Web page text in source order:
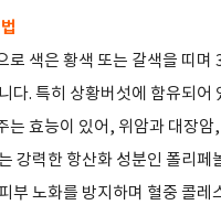
로 색은 황색 또는 갈색을 띠
다. 특히 상황버섯에 함유되어
는 효능이 있어, 위암과 대장
강력한 항산화 성분인 폴리
부 노화를 방지하며 혈중 콜레